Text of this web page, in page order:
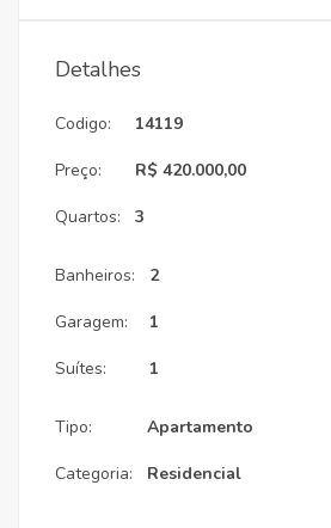
Detalhes
Codigo:
Preço:
Quartos:
14119
R$ 420.000,00
3
Banheiros:
Garagem:
Suítes:
2
1
1
Tipo:
Categoria:
Apartamento
Residencial